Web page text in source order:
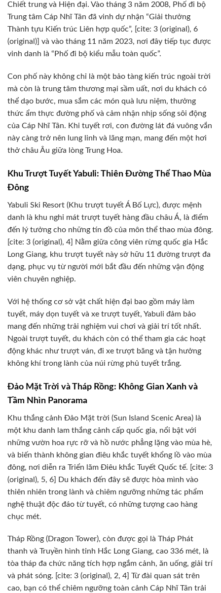
Chiết trung và Hiện đại. Vào tháng 3 năm 2008, Phố đi bộ
Trung tâm Cáp Nhĩ Tân đã vinh dự nhận “Giải thưởng
Thành tựu Kiến trúc Liên hợp quốc”, [cite: 3 (original), 6
(original)] và vào tháng 11 năm 2023, nơi đây tiếp tục được
vinh danh là “Phố đi bộ kiểu mẫu toàn quốc”.
Con phố này không chỉ là một bảo tàng kiến trúc ngoài trời
mà còn là trung tâm thương mại sầm uất, nơi du khách có
thể dạo bước, mua sắm các món quà lưu niệm, thưởng
thức ẩm thực đường phố và cảm nhận nhịp sống sôi động
của Cáp Nhĩ Tân. Khi tuyết rơi, con đường lát đá vuông vắn
này càng trở nên lung linh và lãng mạn, mang đến một hơi
thở châu Âu giữa lòng Trung Hoa.
Khu Trượt Tuyết Yabuli: Thiên Đường Thể Thao Mùa
Đông
Yabuli Ski Resort (Khu trượt tuyết Á Bố Lực), được mệnh
danh là khu nghỉ mát trượt tuyết hàng đầu châu Á, là điểm
đến lý tưởng cho những tín đồ của môn thể thao mùa đông.
[cite: 3 (original), 4] Nằm giữa công viên rừng quốc gia Hắc
Long Giang, khu trượt tuyết này sở hữu 11 đường trượt đa
dạng, phục vụ từ người mới bắt đầu đến những vận động
viên chuyên nghiệp.
Với hệ thống cơ sở vật chất hiện đại bao gồm máy làm
tuyết, máy dọn tuyết và xe trượt tuyết, Yabuli đảm bảo
mang đến những trải nghiệm vui chơi và giải trí tốt nhất.
Ngoài trượt tuyết, du khách còn có thể tham gia các hoạt
động khác như trượt ván, đi xe trượt băng và tận hưởng
không khí trong lành của núi rừng phủ tuyết trắng.
Đảo Mặt Trời và Tháp Rồng: Không Gian Xanh và
Tầm Nhìn Panorama
Khu thắng cảnh Đảo Mặt trời (Sun Island Scenic Area) là
một khu danh lam thắng cảnh cấp quốc gia, nổi bật với
những vườn hoa rực rỡ và hồ nước phẳng lặng vào mùa hè,
và biến thành không gian điêu khắc tuyết khổng lồ vào mùa
đông, nơi diễn ra Triển lãm Điêu khắc Tuyết Quốc tế. [cite: 3
(original), 5, 6] Du khách đến đây sẽ được hòa mình vào
thiên nhiên trong lành và chiêm ngưỡng những tác phẩm
nghệ thuật độc đáo từ tuyết, có những tượng cao hàng
chục mét.
Tháp Rồng (Dragon Tower), còn được gọi là Tháp Phát
thanh và Truyền hình tỉnh Hắc Long Giang, cao 336 mét, là
tòa tháp đa chức năng tích hợp ngắm cảnh, ăn uống, giải trí
và phát sóng. [cite: 3 (original), 2, 4] Từ đài quan sát trên
cao, bạn có thể chiêm ngưỡng toàn cảnh Cáp Nhĩ Tân trải